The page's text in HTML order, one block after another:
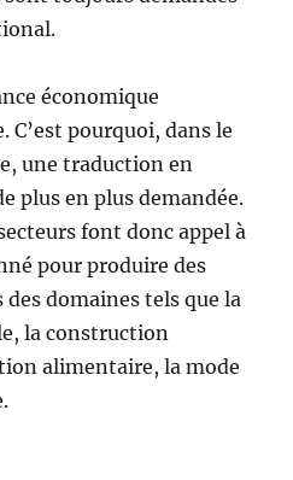
économique
C’est pourquoi, dans le
une traduction en
plus en plus demandée.
font donc appel à
pour produire des
domaines tels que la
la construction
alimentaire, la mode